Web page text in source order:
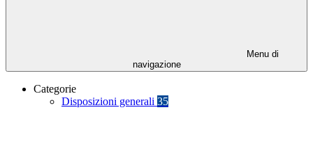
Menu di
navigazione
Categorie
Disposizioni generali 35